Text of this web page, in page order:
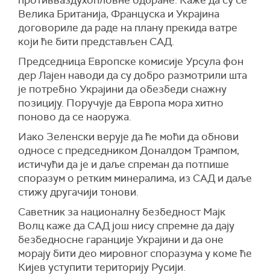
минералима.
Прецизан обим и трајање налога америчког
министарства одбране нису јасни, пошто је
граница између офанзивних и одбрамбених
сајбер операција често магловита.
Ипак, задржавање приступа главним руским
мрежама у сврхе шпијунаже кључно је за
разумевање намера Путина док улази у
преговоре, као и за праћење аргумената у
Русији о томе на којим условима треба
инсистирати и од чега би се могло одустати.
Бивши званичници су напоменули да је
уобичајено да цивилни лидери наређују паузе
у војним операцијама током осетљивих
дипломатских преговора, како би избегли
њихово избацивање из колосека.
(New York Times )
Велика Британија, Француска и Украјина
договориле да раде на плану прекида ватре
који ће бити представљен САД.
Председница Европске комисије Урсула фон
дер Лајен наводи да су добро размотрили шта
је потребно Украјини да обезбеди снажну
позицију. Поручује да Европа мора хитно
поново да се наоружа.
Иако Зеленски верује да ће моћи да обнови
односе с председником Доналдом Трампом,
истичући да је и даље спреман да потпише
споразум о ретким минералима, из САД и даље
стижу другачији тонови.
Саветник за националну безбедност Мајк
Волц каже да САД још нису спремне да дају
безбедносне гаранције Украјини и да оне
морају бити део мировног споразума у ​​коме ће
Кијев уступити територију Русији.